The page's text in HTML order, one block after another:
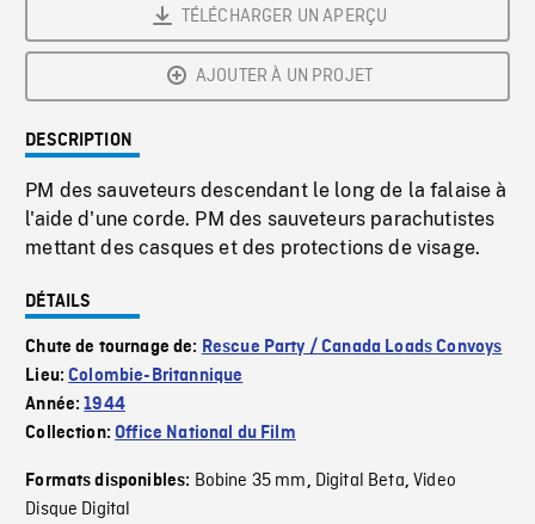
TÉLÉCHARGER UN APERÇU
AJOUTER À UN PROJET
DESCRIPTION
PM des sauveteurs descendant le long de la falaise à
l'aide d'une corde. PM des sauveteurs parachutistes
mettant des casques et des protections de visage.
DÉTAILS
Chute de tournage de: Rescue Party / Canada Loads Convoys
Lieu:Colombie-Britannique
Année:1944
Collection:Office National du Film
Formats disponibles: Bobine 35 mm, Digital Beta,Video
Disque Digital